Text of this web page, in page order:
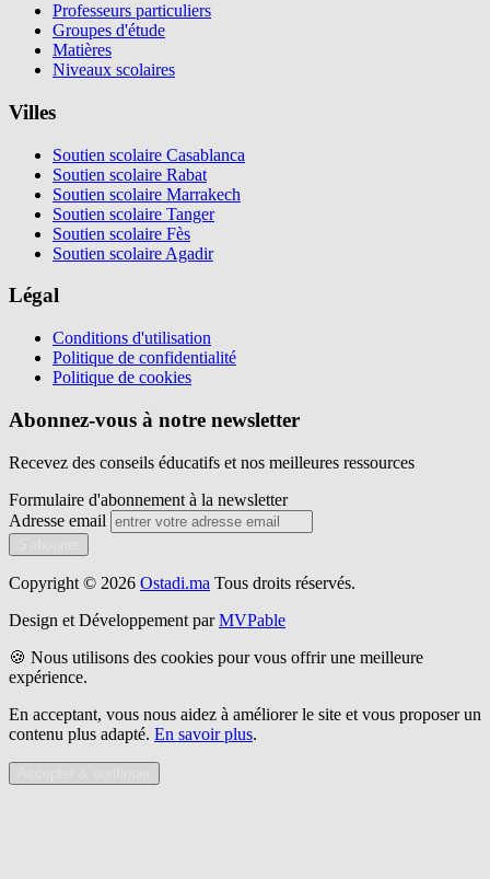
Professeurs particuliers
Groupes d'étude
Matières
Niveaux scolaires
Villes
Soutien scolaire Casablanca
Soutien scolaire Rabat
Soutien scolaire Marrakech
Soutien scolaire Tanger
Soutien scolaire Fès
Soutien scolaire Agadir
Légal
Conditions d'utilisation
Politique de confidentialité
Politique de cookies
Abonnez-vous à notre newsletter
Recevez des conseils éducatifs et nos meilleures ressources
Formulaire d'abonnement à la newsletter
Adresse email
Copyright © 2026 Ostadi.ma Tous droits réservés.
Design et Développement par MVPable
🍪 Nous utilisons des cookies pour vous offrir une meilleure
expérience.
En acceptant, vous nous aidez à améliorer le site et vous proposer un
contenu plus adapté. En savoir plus.